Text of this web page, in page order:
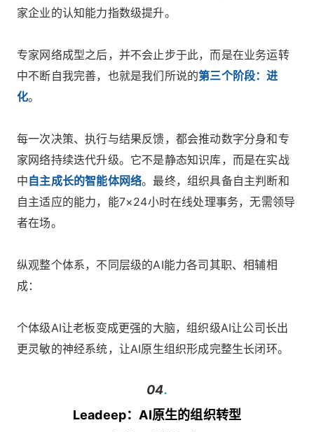
家企业的认知能力指数级提升。
专家网络成型之后，并不会止步于此，而是在业务运转
中不断自我完善，也就是我们所说的第三个阶段：进
化。
每一次决策、执行与结果反馈，都会推动数字分身和专
家网络持续迭代升级。它不是静态知识库，而是在实战
中自主成长的智能体网络。最终，组织具备自主判断和
自主适应的能力，能7×24小时在线处理事务，无需领导
者在场。
纵观整个体系，不同层级的AI能力各司其职、相辅相
成：
个体级AI让老板变成更强的大脑，组织级AI让公司长出
更灵敏的神经系统，让AI原生组织形成完整生长闭环。
04.
Leadeep：AI原生的组织转型